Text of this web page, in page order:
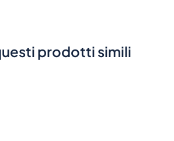
prodotti simili